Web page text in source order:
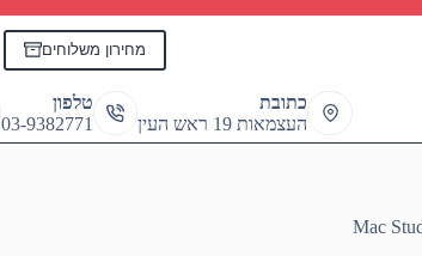
מחירון משלוחים
כתובת
העצמאות 19 ראש העין
טלפון
03-9382771
Mac